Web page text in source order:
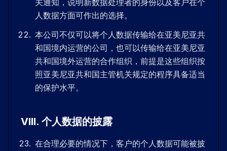
关通知，说明新数据处理者的身份以及客户在个
人数据方面可作出的选择。
本公司不仅可以将个人数据传输给在亚美尼亚共
和国境内运营的公司，也可以传输给在亚美尼亚
共和国境外运营的合作组织，前提是这些组织按
照亚美尼亚共和国主管机关规定的程序具备适当
的保护水平。
VIII. 个人数据的披露
在合理必要的情况下，客户的个人数据可能被披